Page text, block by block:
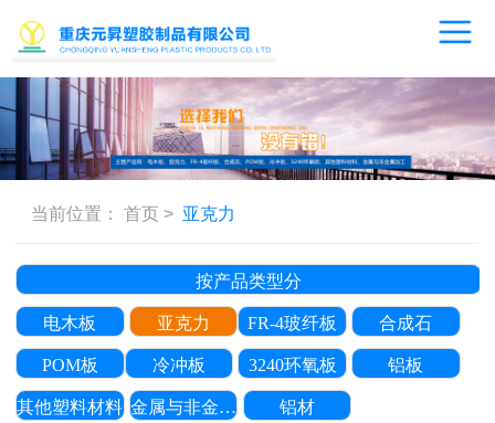
当前位置： 首页 > 亚克力
按产品类型分
电木板 亚克力 FR-4玻纤板 合成石
POM板 冷冲板 3240环氧板 铝板
其他塑料材料 金属与非金属加工 铝材